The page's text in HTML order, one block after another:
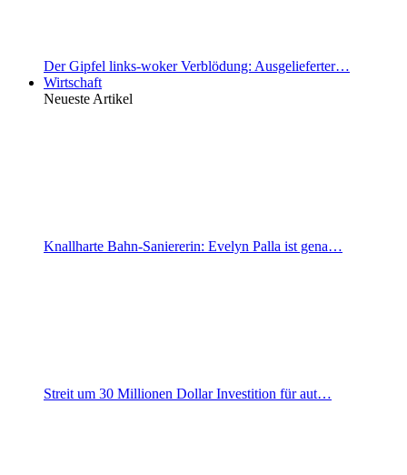
Der Gipfel links-woker Verblödung: Ausgelieferter…
Wirtschaft
Neueste Artikel
Knallharte Bahn-Saniererin: Evelyn Palla ist gena…
Streit um 30 Millionen Dollar Investition für aut…